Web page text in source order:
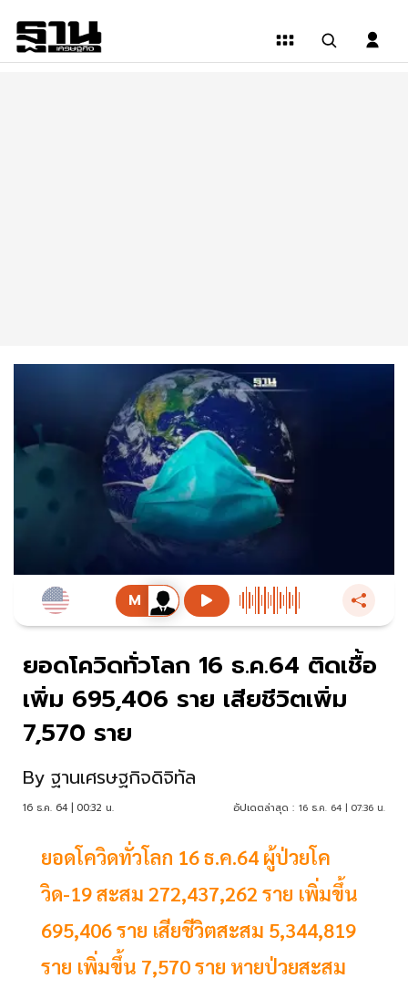
ยอดโควิดทั่วโลก 16 ธ.ค.64 ติดเชื้อ
เพิ่ม 695,406 ราย เสียชีวิตเพิ่ม
7,570 ราย
By ฐานเศรษฐกิจดิจิทัล
16 ธ.ค. 64 | 00:32 น. อัปเดตล่าสุด : 16 ธ.ค. 64 | 07:36 น.
ยอดโควิดทั่วโลก 16 ธ.ค.64 ผู้ป่วยโค
วิด-19 สะสม 272,437,262 ราย เพิ่มขึ้น
695,406 ราย เสียชีวิตสะสม 5,344,819
ราย เพิ่มขึ้น 7,570 ราย หายป่วยสะสม